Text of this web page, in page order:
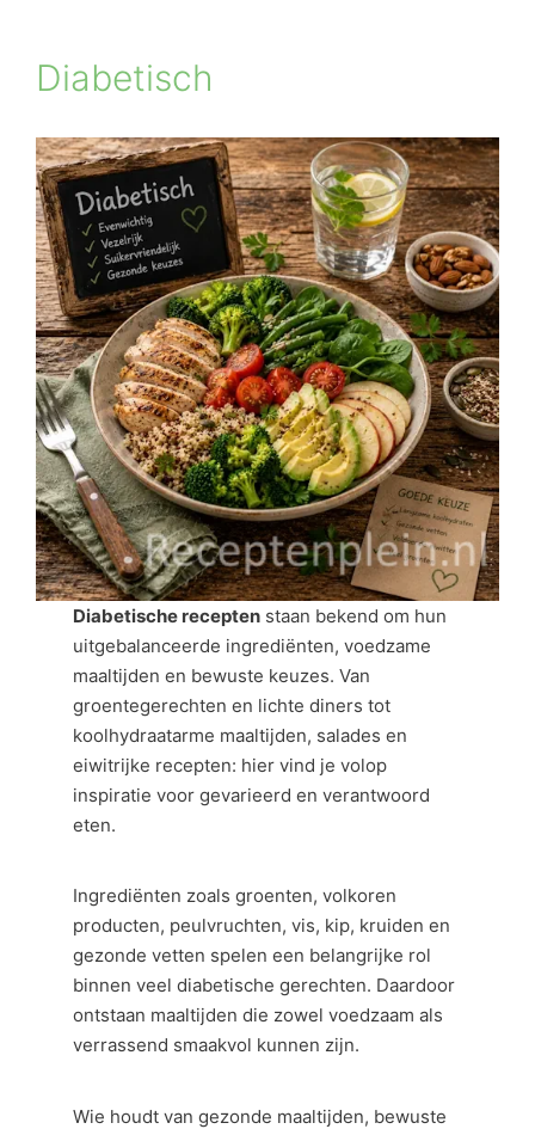
Diabetisch
Diabetische recepten staan bekend om hun
uitgebalanceerde ingrediënten, voedzame
maaltijden en bewuste keuzes. Van
groentegerechten en lichte diners tot
koolhydraatarme maaltijden, salades en
eiwitrijke recepten: hier vind je volop
inspiratie voor gevarieerd en verantwoord
eten.
Ingrediënten zoals groenten, volkoren
producten, peulvruchten, vis, kip, kruiden en
gezonde vetten spelen een belangrijke rol
binnen veel diabetische gerechten. Daardoor
ontstaan maaltijden die zowel voedzaam als
verrassend smaakvol kunnen zijn.
Wie houdt van gezonde maaltijden, bewuste